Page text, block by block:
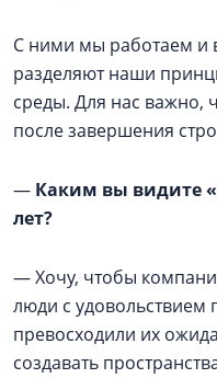
С ними мы работаем и
разделяют наши
среды. Для нас важно,
после завершения
— Каким вы видите
лет?
— Хочу, чтобы
люди с удовольствием
превосходили их
создавать